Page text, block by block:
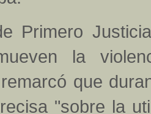
Primero
la
que
"sobre la